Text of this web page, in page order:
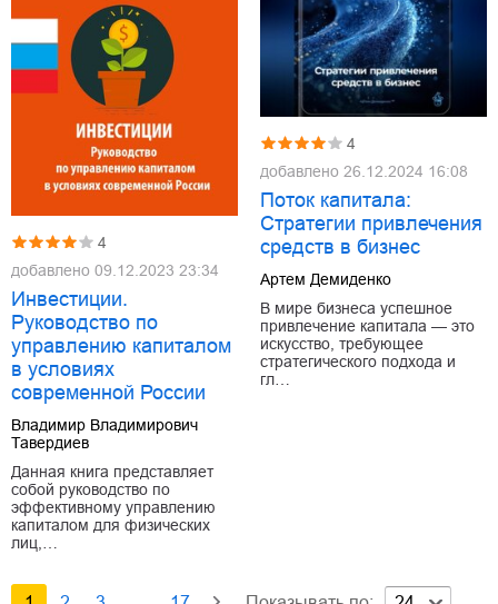
4
добавлено 09.12.2023 23:34
Инвестиции.
Руководство по
управлению капиталом
в условиях
современной России
Владимир Владимирович
Тавердиев
Данная книга представляет
собой руководство по
эффективному управлению
капиталом для физических
лиц,…
4
добавлено 26.12.2024 16:08
Поток капитала:
Стратегии привлечения
средств в бизнес
Артем Демиденко
В мире бизнеса успешное
привлечение капитала — это
искусство, требующее
стратегического подхода и
гл…